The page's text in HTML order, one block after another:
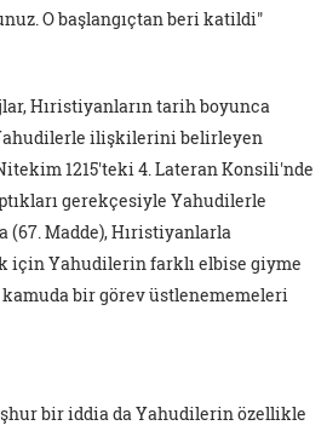
O başlangıçtan beri katildi"
Hıristiyanların tarih boyunca
ilişkilerini belirleyen
1215'teki 4. Lateran Konsili'nde
gerekçesiyle Yahudilerle
(67. Madde), Hıristiyanlarla
için Yahudilerin farklı elbise giyme
bir görev üstlenememeleri
bir iddia da Yahudilerin özellikle